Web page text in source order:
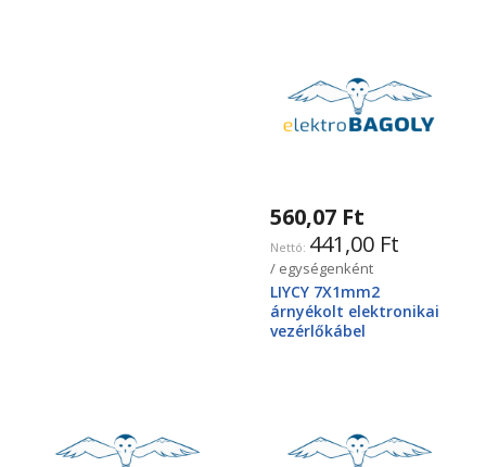
560,07 Ft
441,00 Ft
/ egységenként
LIYCY 7X1mm2
árnyékolt elektronikai
vezérlőkábel